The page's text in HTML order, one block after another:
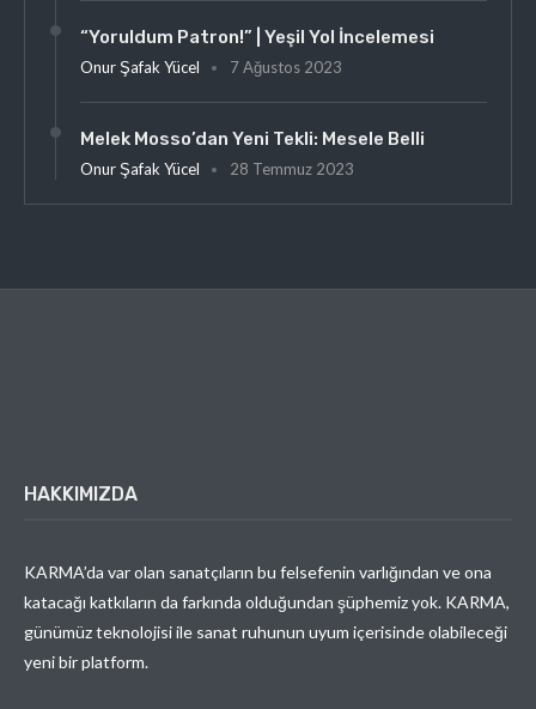
“Yoruldum Patron!” | Yeşil Yol İncelemesi
Onur Şafak Yücel 7 Ağustos 2023
Melek Mosso’dan Yeni Tekli: Mesele Belli
Onur Şafak Yücel 28 Temmuz 2023
HAKKIMIZDA
KARMA’da var olan sanatçıların bu felsefenin varlığından ve ona
katacağı katkıların da farkında olduğundan şüphemiz yok. KARMA,
günümüz teknolojisi ile sanat ruhunun uyum içerisinde olabileceği
yeni bir platform.